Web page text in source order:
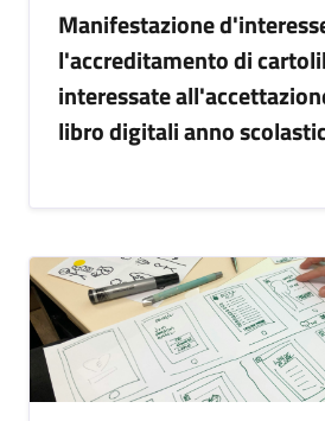
Manifestazione
l'accreditamento di
interessate
libro digitali anno